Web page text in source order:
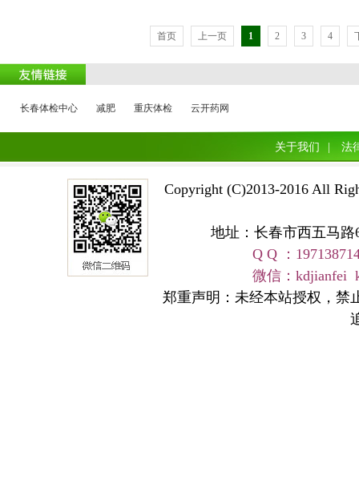
首页 上一页 1 2 3 4
长春体检中心 减肥 重庆体检 云开药网
关于我们 法
Copyright (C)2013-2016 All
地址：长春市西五马路
Q Q ：
微信：kdjianfei
郑重声明：未经本站授权，禁